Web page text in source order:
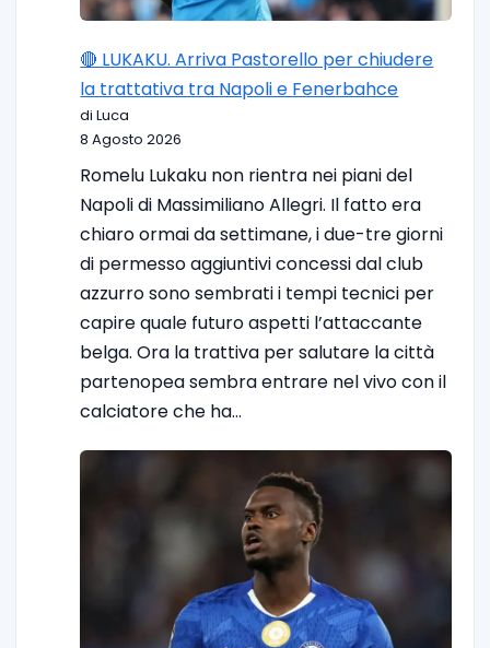
🔴 LUKAKU. Arriva Pastorello per chiudere
la trattativa tra Napoli e Fenerbahce
di Luca
8 Agosto 2026
Romelu Lukaku non rientra nei piani del
Napoli di Massimiliano Allegri. Il fatto era
chiaro ormai da settimane, i due-tre giorni
di permesso aggiuntivi concessi dal club
azzurro sono sembrati i tempi tecnici per
capire quale futuro aspetti l’attaccante
belga. Ora la trattiva per salutare la città
partenopea sembra entrare nel vivo con il
calciatore che ha…